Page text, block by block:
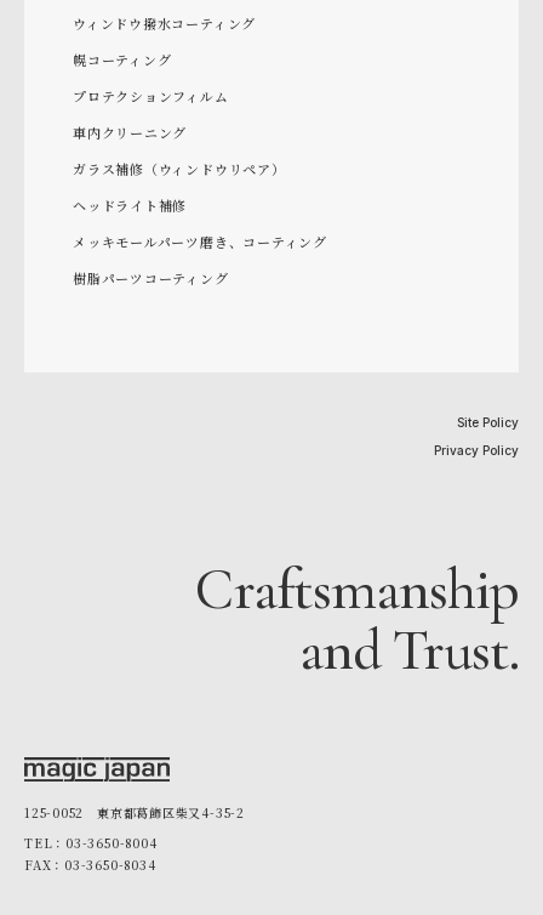
ウィンドウ撥水コーティング
幌コーティング
プロテクションフィルム
車内クリーニング
ガラス補修（ウィンドウリペア）
ヘッドライト補修
メッキモールパーツ磨き、コーティング
樹脂パーツコーティング
Site Policy
Privacy Policy
Craftsmanship
and Trust.
125-0052 東京都葛飾区柴又4-35-2
TEL：03-3650-8004
FAX：03-3650-8034